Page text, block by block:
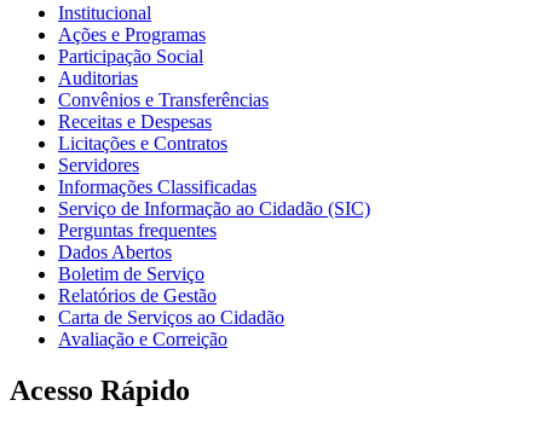
Institucional
Ações e Programas
Participação Social
Auditorias
Convênios e Transferências
Receitas e Despesas
Licitações e Contratos
Servidores
Informações Classificadas
Serviço de Informação ao Cidadão (SIC)
Perguntas frequentes
Dados Abertos
Boletim de Serviço
Relatórios de Gestão
Carta de Serviços ao Cidadão
Avaliação e Correição
Acesso Rápido